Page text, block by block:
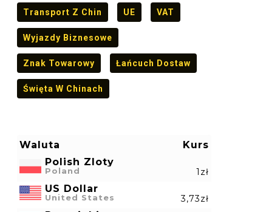
Transport Z Chin UE VAT
Wyjazdy Biznesowe
Znak Towarowy Łańcuch Dostaw
Święta W Chinach
Waluta
Kurs
Polish Zloty
Poland 1zł
US Dollar
United States 3,73zł